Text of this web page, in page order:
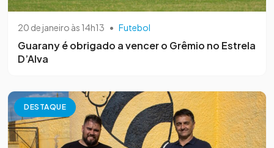
20 de janeiro às 14h13 • Futebol
Guarany é obrigado a vencer o Grêmio no Estrela
D’Alva
DESTAQUE